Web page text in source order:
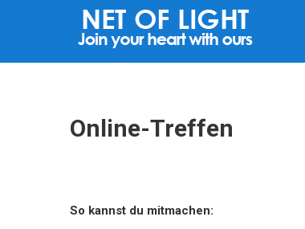
LICHTNETZ
Online-Treffen
So kannst du mitmachen: